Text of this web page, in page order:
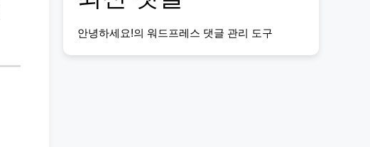
안녕하세요!의 워드프레스 댓글 관리 도구